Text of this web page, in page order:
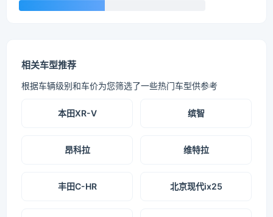
相关车型推荐
根据车辆级别和车价为您筛选了一些热门车型供参考
本田XR-V 缤智
昂科拉 维特拉
丰田C-HR 北京现代ix25